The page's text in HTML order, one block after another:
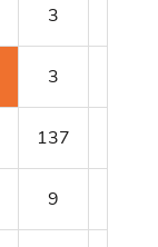
3
3
137
9